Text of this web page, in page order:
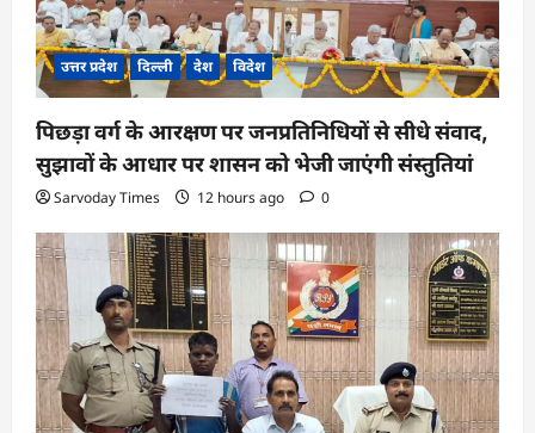
उत्तर प्रदेश दिल्ली देश विदेश
पिछड़ा वर्ग के आरक्षण पर जनप्रतिनिधियों से सीधे संवाद,
सुझावों के आधार पर शासन को भेजी जाएंगी संस्तुतियां
Sarvoday Times 12 hours ago 0